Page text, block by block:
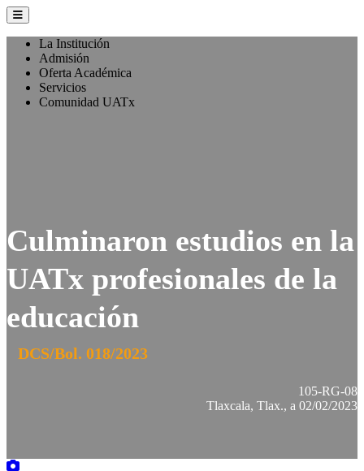
La Institución
Admisión
Oferta Académica
Servicios
Comunidad UATx
Culminaron estudios en la
UATx profesionales de la
educación
DCS/Bol. 018/2023
105-RG-08
Tlaxcala, Tlax., a 02/02/2023